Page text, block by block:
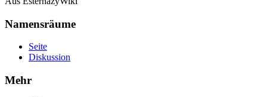
Namensräume
Seite
Diskussion
Mehr